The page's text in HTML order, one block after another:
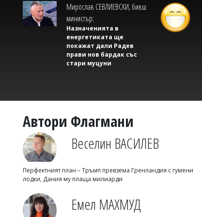
Мирослав СЕВЛИЕВСКИ, бивш
министър:
Назначенията в
енергетиката ще
покажат дали Радев
прави нов бардак със
стари муцуни
Автори Флагмани
Веселин ВАСИЛЕВ
Перфектният план – Тръмп превзема Гренландия с гумени
лодки, Дания му плаща милиарди
Емел МАХМУД